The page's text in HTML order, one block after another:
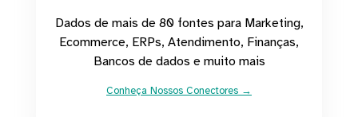
Dados de mais de 80 fontes para Marketing,
Ecommerce, ERPs, Atendimento, Finanças,
Bancos de dados e muito mais
Conheça Nossos Conectores →